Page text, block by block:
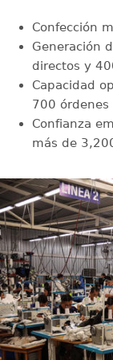
Confección
Generación
directos y
Capacidad
700 órdenes
Confianza
más de